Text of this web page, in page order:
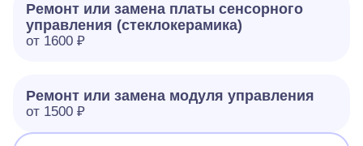
Ремонт или замена платы сенсорного
управления (стеклокерамика)
от 1600 ₽
Ремонт или замена модуля управления
от 1500 ₽